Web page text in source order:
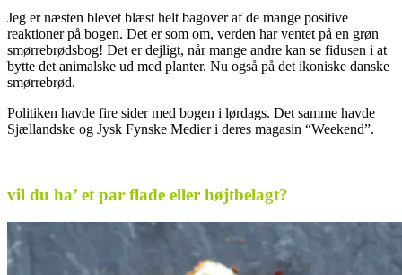
Jeg er næsten blevet blæst helt bagover af de mange positive
reaktioner på bogen. Det er som om, verden har ventet på en grøn
smørrebrødsbog! Det er dejligt, når mange andre kan se fidusen i at
bytte det animalske ud med planter. Nu også på det ikoniske danske
smørrebrød.
Politiken havde fire sider med bogen i lørdags. Det samme havde
Sjællandske og Jysk Fynske Medier i deres magasin “Weekend”.
vil du ha’ et par flade eller højtbelagt?